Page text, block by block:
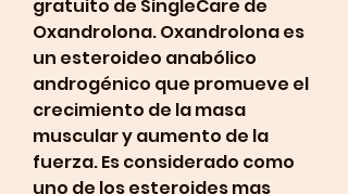
gratuito de SingleCare de
Oxandrolona. Oxandrolona es
un esteroideo anabólico
androgénico que promueve el
crecimiento de la masa
muscular y aumento de la
fuerza. Es considerado como
uno de los esteroides mas